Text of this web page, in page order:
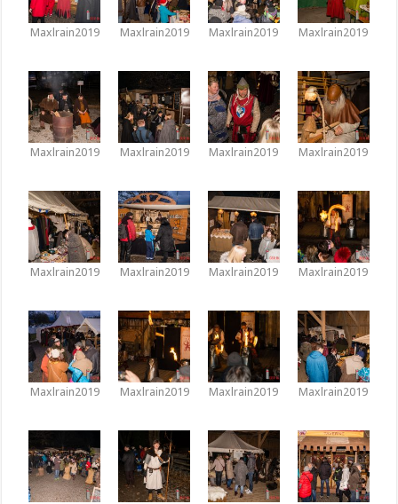
Maxlrain2019 Maxlrain2019 Maxlrain2019 Maxlrain2019
Maxlrain2019 Maxlrain2019 Maxlrain2019 Maxlrain2019
Maxlrain2019 Maxlrain2019 Maxlrain2019 Maxlrain2019
Maxlrain2019 Maxlrain2019 Maxlrain2019 Maxlrain2019